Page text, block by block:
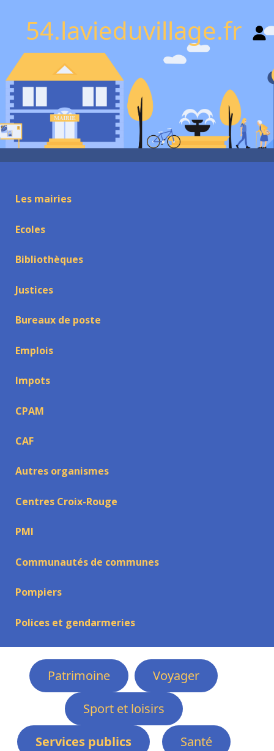
54.lavieduvillage.fr
Les mairies
Ecoles
Bibliothèques
Justices
Bureaux de poste
Emplois
Impots
CPAM
CAF
Autres organismes
Centres Croix-Rouge
PMI
Communautés de communes
Pompiers
Polices et gendarmeries
Patrimoine
Voyager
Sport et loisirs
Services publics
Santé